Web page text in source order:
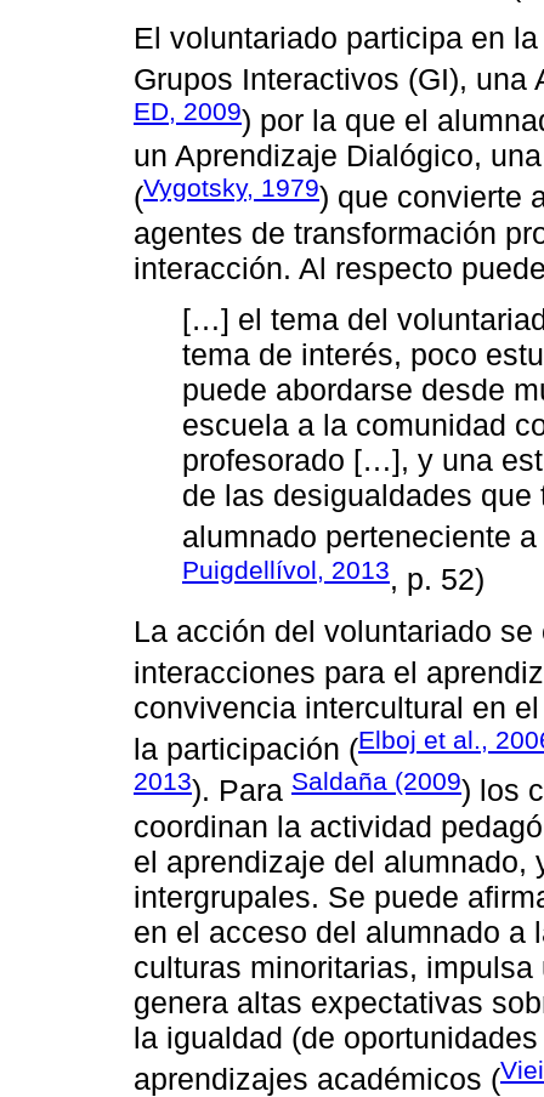
El voluntariado participa en
Grupos Interactivos (GI),
ED, 2009) por la que el
un Aprendizaje Dialógico,
(Vygotsky, 1979) que convierte
agentes de transformación
interacción. Al respecto
[…] el tema del
tema de interés, poco
puede abordarse desde
escuela a la comunidad
profesorado […], y una
de las desigualdades
alumnado perteneciente
Puigdellívol, 2013, p. 52)
La acción del voluntariado
interacciones para el
convivencia intercultural en
la participación (Elboj et al.,
2013). Para Saldaña (2009) los
coordinan la actividad
el aprendizaje del alumnado,
intergrupales. Se puede
en el acceso del alumnado a
culturas minoritarias,
genera altas expectativas
la igualdad (de
aprendizajes académicos (